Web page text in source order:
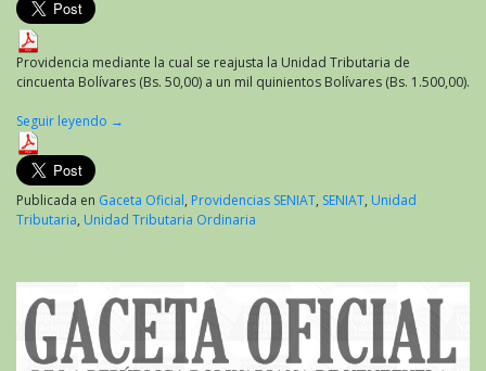
Providencia mediante la cual se reajusta la Unidad Tributaria de
cincuenta Bolívares (Bs. 50,00) a un mil quinientos Bolívares (Bs. 1.500,00).
Seguir leyendo →
Publicada en Gaceta Oficial, Providencias SENIAT, SENIAT, Unidad
Tributaria, Unidad Tributaria Ordinaria